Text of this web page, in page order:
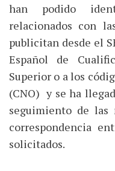
han podido
relacionados con
publicitan desde el
Español de
Superior o a los
(CNO) y se ha
seguimiento de las
correspondencia
solicitados.